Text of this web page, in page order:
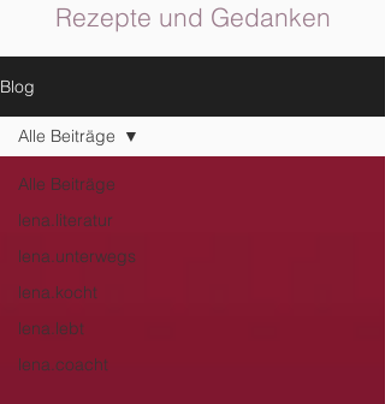
Rezepte und Gedanken
Blog
Alle Beiträge
lena.literatur
lena.unterwegs
lena.kocht
lena.lebt
lena.coacht
Alle Beiträge